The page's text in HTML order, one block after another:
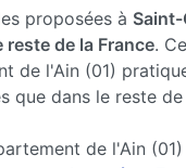
proposées à
reste de la France.
de l'Ain (01)
que dans le reste de
de l'Ain